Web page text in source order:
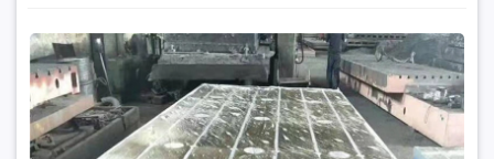
Kinh Nghiệm Lựa Chọn Bàn Máy Rãnh T Cho Nhà Máy
1₫